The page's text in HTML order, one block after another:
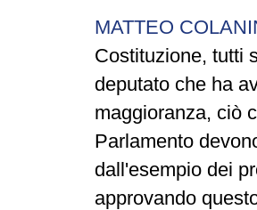
MATTEO
Costituzione, tutti
deputato che ha
maggioranza, ciò
Parlamento
dall'esempio dei
approvando